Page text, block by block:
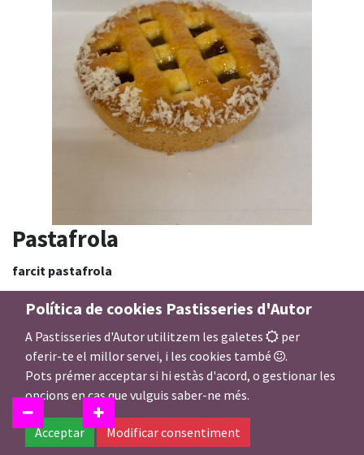
Pastafrola
farcit pastafrola
dulce de leche
Dulde de membrillo
5,00€
Política de cookies Pastisseries d'Autor
A Pastisseries d'Autor utilitzem les galetes
per
oferir-te el millor servei, i les cookies també
.
Pots prémer acceptar si hi estàs d'acord, o gestionar les
opcions en cas que vulguis saber-ne més.
Acceptar Modificar consentiment